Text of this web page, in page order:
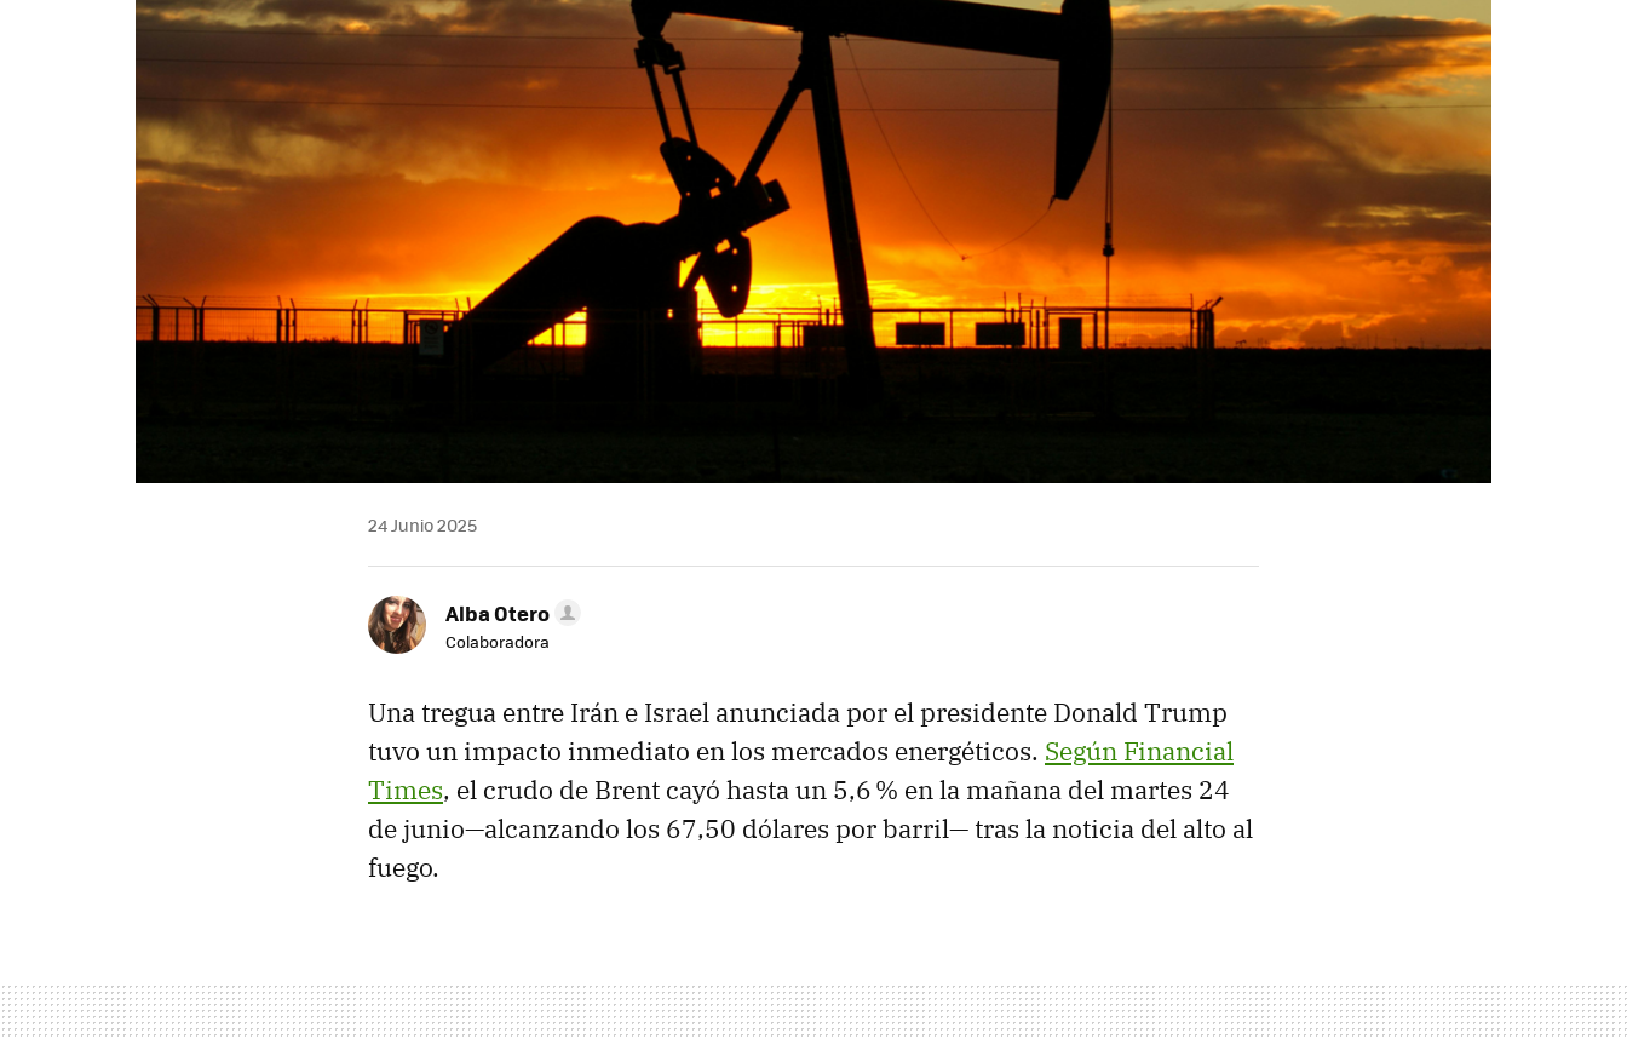
24 Junio 2025
Alba Otero
Colaboradora
Una tregua entre Irán e Israel anunciada por el presidente Donald Trump
tuvo un impacto inmediato en los mercados energéticos. Según Financial
Times, el crudo de Brent cayó hasta un 5,6 % en la mañana del martes 24
de junio—alcanzando los 67,50 dólares por barril— tras la noticia del alto al
fuego.